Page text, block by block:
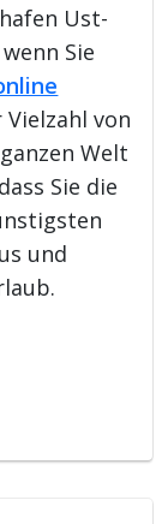
Ust-
Sie
von
Welt
Sie die
und